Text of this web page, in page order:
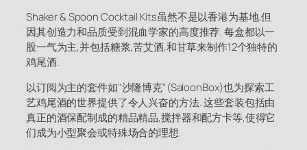
Shaker & Spoon Cocktail Kits虽然不是以香港为基地,但
因其创造力和品质受到混血学家的高度推荐. 每盒都以一
股一气为主,并包括糖浆,苦艾酒,和甘草来制作12个独特的
鸡尾酒.
以订阅为主的套件如"沙隆博克"(SaloonBox)也为探索工
艺鸡尾酒的世界提供了令人兴奋的方法. 这些套装包括由
真正的酒保配制成的精品精品,搅拌器和配方卡等,使得它
们成为小型聚会或特殊场合的理想.